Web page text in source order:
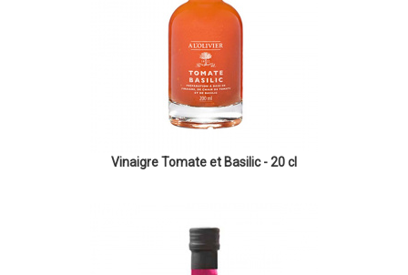
Vinaigre Tomate et Basilic - 20 cl